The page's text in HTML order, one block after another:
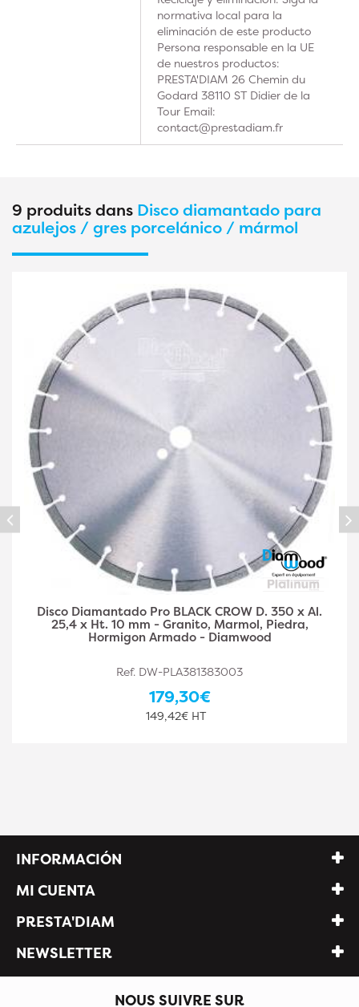
normativa local para la
eliminación de este producto
Persona responsable en la UE
de nuestros productos:
PRESTA'DIAM 26 Chemin du
Godard 38110 ST Didier de la
Tour Email:
contact@prestadiam.fr
9 produits dans Disco diamantado para
azulejos / gres porcelánico / mármol
Disco Diamantado Pro BLACK CROW D. 350 x Al.
25,4 x Ht. 10 mm - Granito, Marmol, Piedra,
Hormigon Armado - Diamwood
Ref. DW-PLA381383003
179,30€
149,42€ HT
INFORMACIÓN
MI CUENTA
PRESTA'DIAM
NEWSLETTER
NOUS SUIVRE SUR